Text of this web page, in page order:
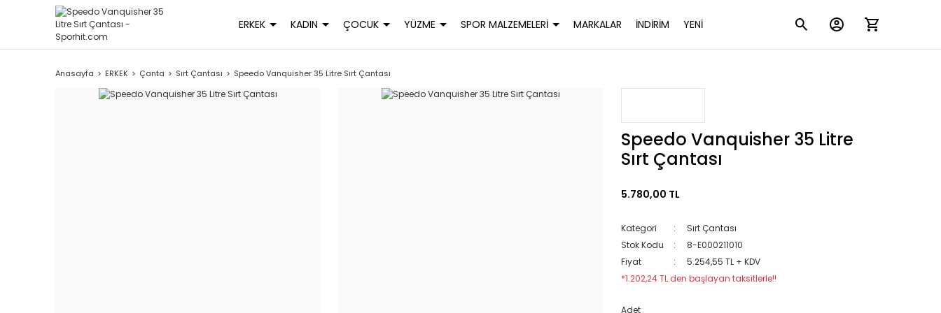
ERKEK KADIN ÇOCUK YÜZME SPOR MALZEMELERİ MARKALAR İNDİRİM YENİ
Anasayfa ERKEK Çanta Sırt Çantası Speedo Vanquisher 35 Litre Sırt Çantası
Speedo Vanquisher 35 Litre
Sırt Çantası
5.780,00 TL
Kategori
Sırt Çantası
Stok Kodu
8-E000211010
Fiyat
5.254,55 TL + KDV
*1.202,24 TL den başlayan taksitlerle!!
Adet